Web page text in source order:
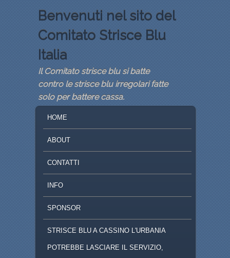
Benvenuti nel sito del
Comitato Strisce Blu
Italia
Il Comitato strisce blu si batte
contro le strisce blu irregolari fatte
solo per battere cassa.
VAI AL CONTENUTO PRINCIPALE
VAI AL CONTENUTO SECONDARIO
HOME
ABOUT
CONTATTI
INFO
SPONSOR
STRISCE BLU A CASSINO L'URBANIA
POTREBBE LASCIARE IL SERVIZIO,